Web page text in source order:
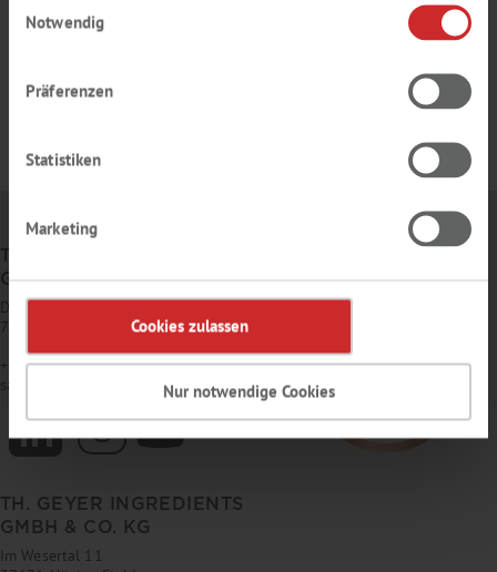
Notwendig
Präferenzen
Statistiken
Marketing
Cookies zulassen
Nur notwendige Cookies
Lancer la recherche
TH. GEYER
GMBH & CO. KG
Dornierstr. 4–6
71272 Renningen
+49 7159 1637-0
sales
TH. GEYER INGREDIENTS
GMBH & CO. KG
Im Wesertal 11